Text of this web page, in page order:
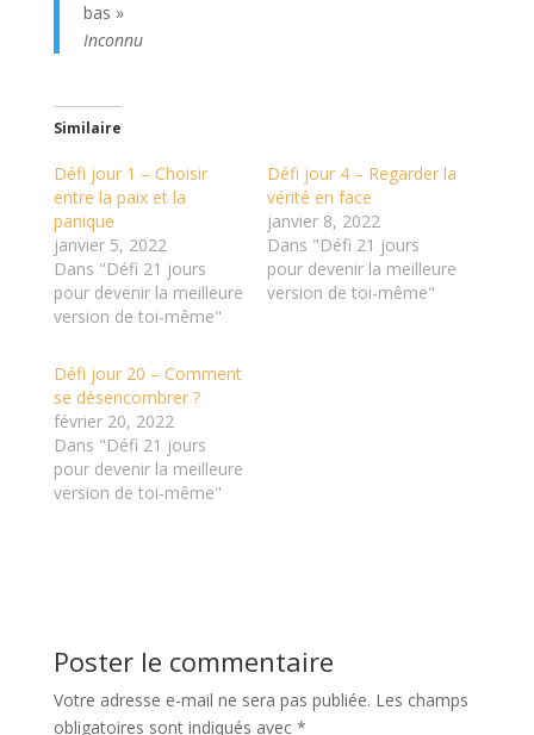
bas »
Inconnu
Similaire
Défi jour 1 – Choisir
entre la paix et la
panique
janvier 5, 2022
Dans "Défi 21 jours
pour devenir la meilleure
version de toi-même"
Défi jour 4 – Regarder la
vérité en face
janvier 8, 2022
Dans "Défi 21 jours
pour devenir la meilleure
version de toi-même"
Défi jour 20 – Comment
se désencombrer ?
février 20, 2022
Dans "Défi 21 jours
pour devenir la meilleure
version de toi-même"
Poster le commentaire
Votre adresse e-mail ne sera pas publiée. Les champs
obligatoires sont indiqués avec *